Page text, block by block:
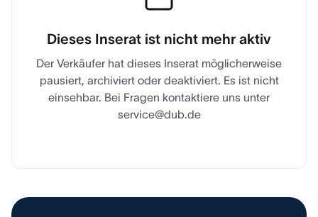
Dieses Inserat ist nicht mehr aktiv
Der Verkäufer hat dieses Inserat möglicherweise
pausiert, archiviert oder deaktiviert. Es ist nicht
einsehbar. Bei Fragen kontaktiere uns unter
service@dub.de